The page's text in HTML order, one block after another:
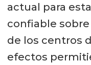
actual para
confiable
de los centros
efectos